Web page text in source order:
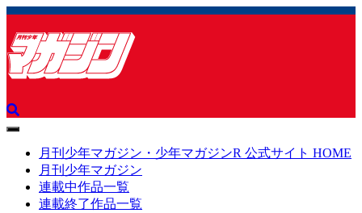
toggle
navigation月刊少年マガジン・少年マガジンR 公式サイト HOME
月刊少年マガジン
連載中作品一覧
連載終了作品一覧